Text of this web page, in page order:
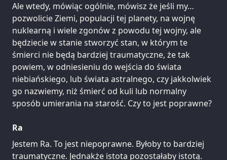
Ale wtedy, mówiąc ogólnie, mówisz że jeśli my…
pozwolicie Ziemi, populacji tej planety, na wojnę
nuklearną i wiele zgonów z powodu tej wojny, ale
będziecie w stanie stworzyć stan, w którym te
śmierci nie będą bardziej traumatyczne, że tak
powiem, w odniesieniu do wejścia do świata
niebiańskiego, lub świata astralnego, czy jakkolwiek
go nazwiemy, niż śmierć od kuli lub normalny
sposób umierania na starość. Czy to jest poprawne?
Ra
Jestem Ra. To jest niepoprawne. Byłoby to bardziej
traumatyczne. Jednakże istota pozostałaby istotą.